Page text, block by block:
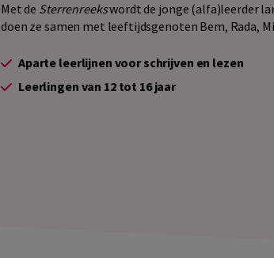
Met de Sterrenreekswordt de jonge (alfa)leerder
doen ze samen met leeftijdsgenoten Bem, Rada,
Aparte leerlijnen voor schrijven en lezen
Leerlingen van 12 tot 16 jaar